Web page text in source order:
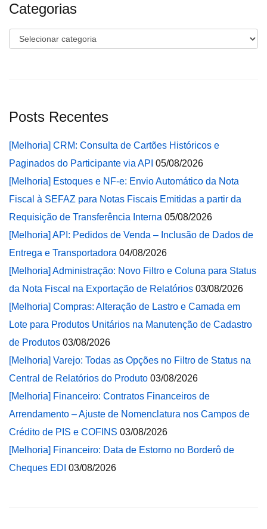
Categorias
Categorias
Posts Recentes
[Melhoria] CRM: Consulta de Cartões Históricos e
Paginados do Participante via API 05/08/2026
[Melhoria] Estoques e NF-e: Envio Automático da Nota
Fiscal à SEFAZ para Notas Fiscais Emitidas a partir da
Requisição de Transferência Interna 05/08/2026
[Melhoria] API: Pedidos de Venda – Inclusão de Dados de
Entrega e Transportadora 04/08/2026
[Melhoria] Administração: Novo Filtro e Coluna para Status
da Nota Fiscal na Exportação de Relatórios 03/08/2026
[Melhoria] Compras: Alteração de Lastro e Camada em
Lote para Produtos Unitários na Manutenção de Cadastro
de Produtos 03/08/2026
[Melhoria] Varejo: Todas as Opções no Filtro de Status na
Central de Relatórios do Produto 03/08/2026
[Melhoria] Financeiro: Contratos Financeiros de
Arrendamento – Ajuste de Nomenclatura nos Campos de
Crédito de PIS e COFINS 03/08/2026
[Melhoria] Financeiro: Data de Estorno no Borderô de
Cheques EDI 03/08/2026